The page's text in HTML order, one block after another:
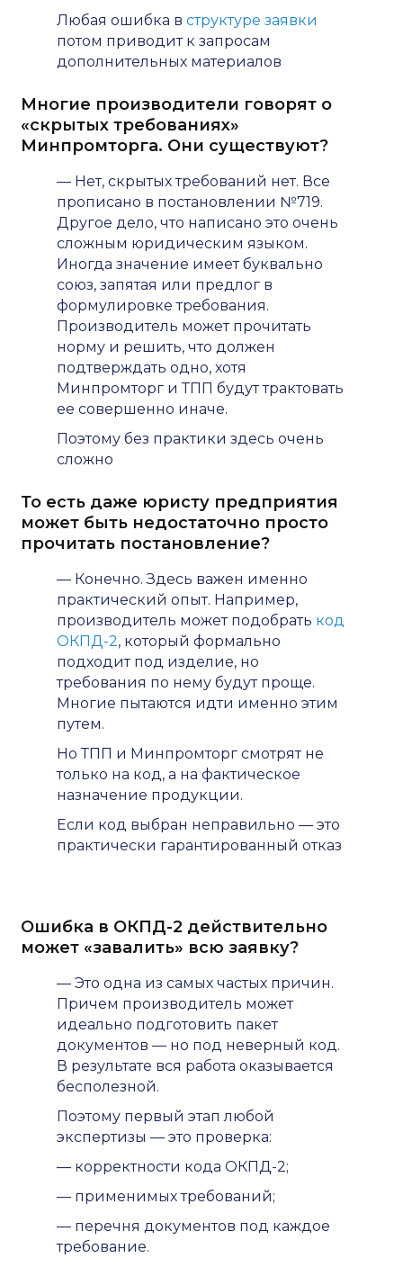
Любая ошибка в структуре заявки
потом приводит к запросам
дополнительных материалов
Многие производители говорят о
«скрытых требованиях»
Минпромторга. Они существуют?
— Нет, скрытых требований нет. Все
прописано в постановлении №719.
Другое дело, что написано это очень
сложным юридическим языком.
Иногда значение имеет буквально
союз, запятая или предлог в
формулировке требования.
Производитель может прочитать
норму и решить, что должен
подтверждать одно, хотя
Минпромторг и ТПП будут трактовать
ее совершенно иначе.
Поэтому без практики здесь очень
сложно
То есть даже юристу предприятия
может быть недостаточно просто
прочитать постановление?
— Конечно. Здесь важен именно
практический опыт. Например,
производитель может подобрать код
ОКПД-2, который формально
подходит под изделие, но
требования по нему будут проще.
Многие пытаются идти именно этим
путем.
Но ТПП и Минпромторг смотрят не
только на код, а на фактическое
назначение продукции.
Если код выбран неправильно — это
практически гарантированный отказ
Ошибка в ОКПД-2 действительно
может «завалить» всю заявку?
— Это одна из самых частых причин.
Причем производитель может
идеально подготовить пакет
документов — но под неверный код.
В результате вся работа оказывается
бесполезной.
Поэтому первый этап любой
экспертизы — это проверка:
— корректности кода ОКПД-2;
— применимых требований;
— перечня документов под каждое
требование.